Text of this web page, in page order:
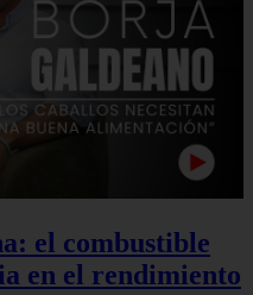
el combustible
en el rendimiento